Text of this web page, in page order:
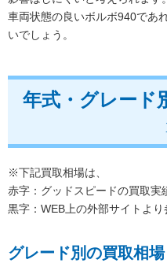
車両状態の良いボルボ940であ
いでしょう。
年式・グレード
※下記買取相場は、
赤字：グッドスピードの買取実
黒字：WEB上の外部サイトより
グレード別の買取相場